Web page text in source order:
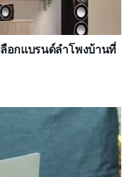
อกแบรนด์ลำโพงบ้านที่